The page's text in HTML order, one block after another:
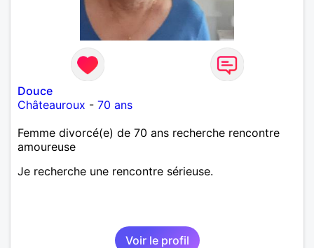
Douce
Châteauroux - 70 ans
Femme divorcé(e) de 70 ans recherche rencontre
amoureuse
Je recherche une rencontre sérieuse.
Voir le profil